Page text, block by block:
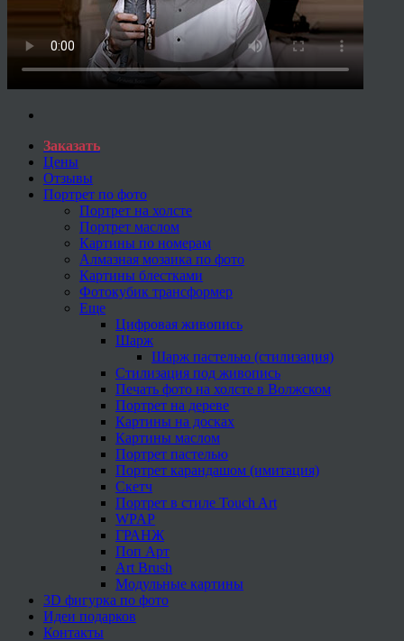
Заказать
Цены
Отзывы
Портрет по фото
Портрет на холсте
Портрет маслом
Картины по номерам
Алмазная мозаика по фото
Картины блестками
Фотокубик трансформер
Еще
Цифровая живопись
Шарж
Шарж пастелью (стилизация)
Стилизация под живопись
Печать фото на холсте в Волжском
Портрет на дереве
Картины на досках
Картины маслом
Портрет пастелью
Портрет карандашом (имитация)
Скетч
Портрет в стиле Touch Art
WPAP
ГРАНЖ
Поп Арт
Art Brush
Модульные картины
3D фигурка по фото
Идеи подарков
Контакты